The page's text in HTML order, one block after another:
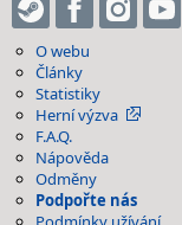
O webu
Články
Statistiky
Herní výzva
F.A.Q.
Nápověda
Odměny
Podpořte nás